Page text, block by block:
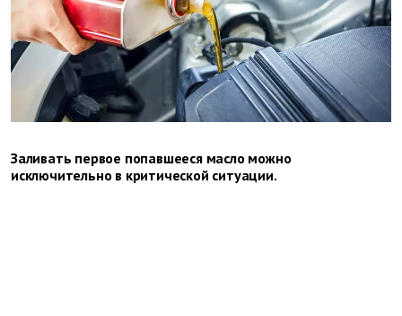
Заливать первое попавшееся масло можно
исключительно в критической ситуации.